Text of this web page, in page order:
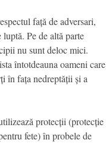
față de adversari,
Pe de altă parte
nu sunt deloc mici.
întotdeauna oameni care
în fața nedreptății și a
protecții (protecție
fete) în probele de